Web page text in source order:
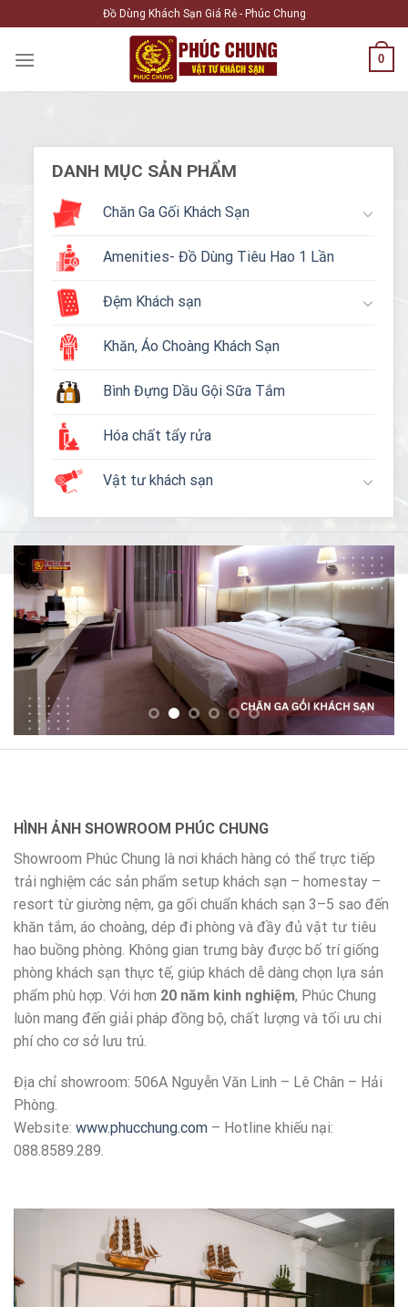
to
content
Đồ Dùng Khách Sạn Giá Rẻ - Phúc Chung
0
DANH MỤC SẢN PHẨM
Chăn Ga Gối Khách Sạn
Amenities- Đồ Dùng Tiêu Hao 1 Lần
Đệm Khách sạn
Khăn, Áo Choàng Khách Sạn
Bình Đựng Dầu Gội Sữa Tắm
Hóa chất tẩy rửa
Vật tư khách sạn
HÌNH ẢNH SHOWROOM PHÚC CHUNG
Showroom Phúc Chung là nơi khách hàng có thể trực tiếp
trải nghiệm các sản phẩm setup khách sạn – homestay –
resort từ giường nệm, ga gối chuẩn khách sạn 3–5 sao đến
khăn tắm, áo choàng, dép đi phòng và đầy đủ vật tư tiêu
hao buồng phòng. Không gian trưng bày được bố trí giống
phòng khách sạn thực tế, giúp khách dễ dàng chọn lựa sản
phẩm phù hợp. Với hơn 20 năm kinh nghiệm, Phúc Chung
luôn mang đến giải pháp đồng bộ, chất lượng và tối ưu chi
phí cho cơ sở lưu trú.
Địa chỉ showroom: 506A Nguyễn Văn Linh – Lê Chân – Hải
Phòng.
Website: www.phucchung.com – Hotline khiếu nại:
088.8589.289.